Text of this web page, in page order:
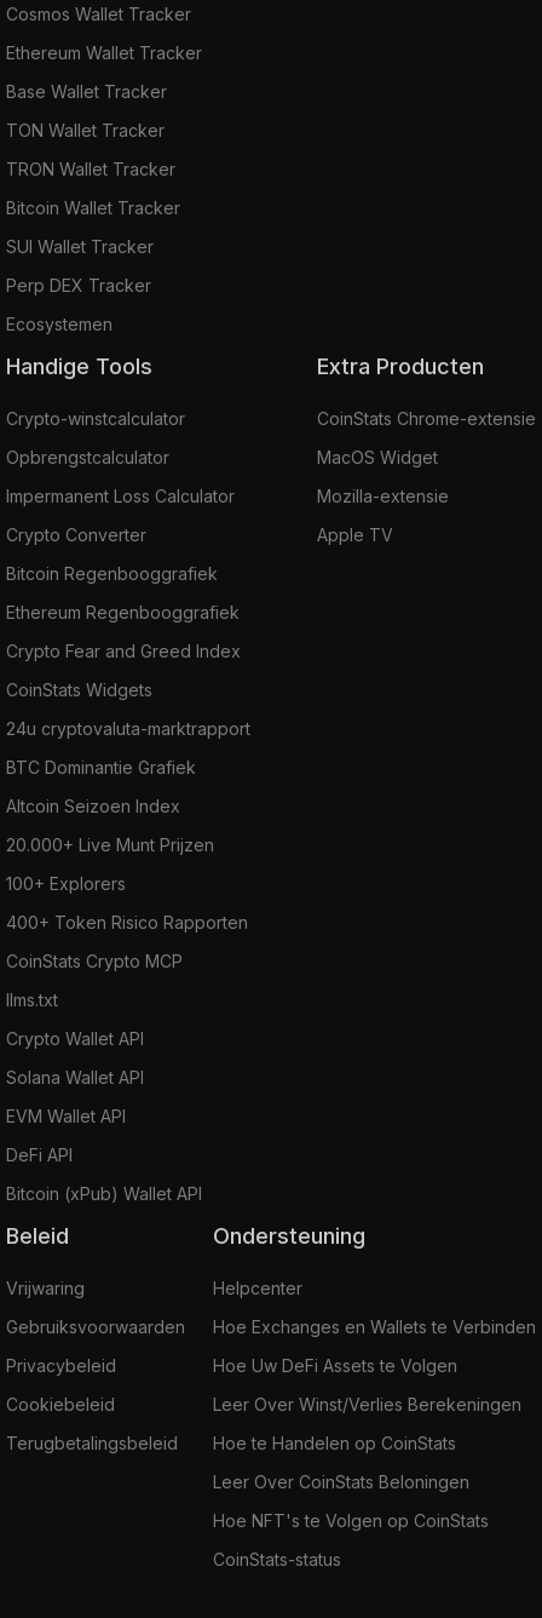
Cosmos Wallet Tracker
Ethereum Wallet Tracker
Base Wallet Tracker
TON Wallet Tracker
TRON Wallet Tracker
Bitcoin Wallet Tracker
SUI Wallet Tracker
Perp DEX Tracker
Ecosystemen
Handige Tools
Crypto-winstcalculator
Opbrengstcalculator
Impermanent Loss Calculator
Crypto Converter
Bitcoin Regenbooggrafiek
Ethereum Regenbooggrafiek
Crypto Fear and Greed Index
CoinStats Widgets
24u cryptovaluta-marktrapport
BTC Dominantie Grafiek
Altcoin Seizoen Index
20.000+ Live Munt Prijzen
100+ Explorers
400+ Token Risico Rapporten
CoinStats Crypto MCP
llms.txt
Crypto Wallet API
Solana Wallet API
EVM Wallet API
DeFi API
Bitcoin (xPub) Wallet API
Extra Producten
CoinStats Chrome-extensie
MacOS Widget
Mozilla-extensie
Apple TV
Beleid
Vrijwaring
Gebruiksvoorwaarden
Privacybeleid
Cookiebeleid
Terugbetalingsbeleid
Ondersteuning
Helpcenter
Hoe Exchanges en Wallets te Verbinden
Hoe Uw DeFi Assets te Volgen
Leer Over Winst/Verlies Berekeningen
Hoe te Handelen op CoinStats
Leer Over CoinStats Beloningen
Hoe NFT's te Volgen op CoinStats
CoinStats-status